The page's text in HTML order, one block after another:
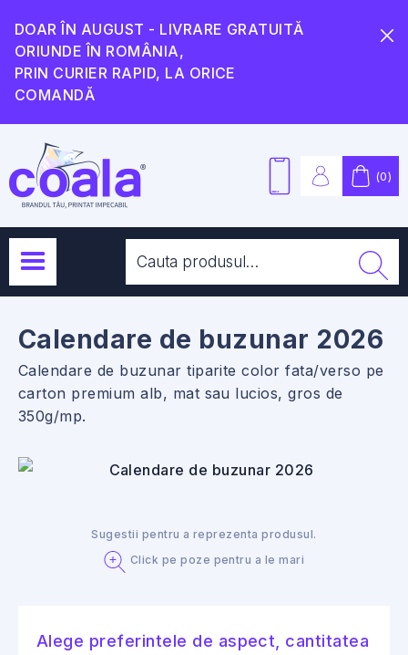
DOAR ÎN AUGUST - LIVRARE GRATUITĂ
ORIUNDE ÎN ROMÂNIA,
PRIN CURIER RAPID, LA ORICE
COMANDĂ
(0)
Calendare de buzunar 2026
Calendare de buzunar tiparite color fata/verso pe
carton premium alb, mat sau lucios, gros de
350g/mp.
Sugestii pentru a reprezenta produsul.
Click pe poze pentru a le mari
Alege preferintele de aspect, cantitatea